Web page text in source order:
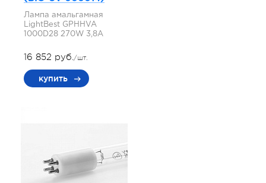
Лампа амальгамная
LightBest GPHHVA
1000D28 270W 3,8A
16 852 руб./шт.
купить